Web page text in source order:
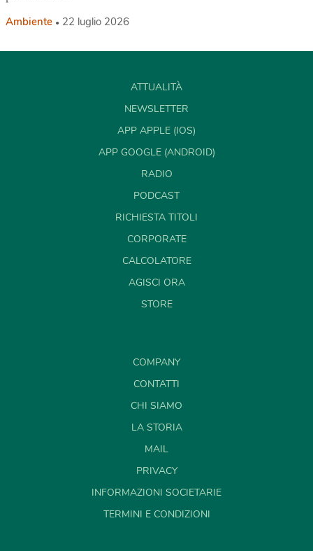
Ambiente 22 luglio 2026
ATTUALITÀ
NEWSLETTER
APP APPLE (IOS)
APP GOOGLE (ANDROID)
RADIO
PODCAST
RICHIESTA TITOLI
CORPORATE
CALCOLATORE
AGISCI ORA
STORE
COMPANY
CONTATTI
CHI SIAMO
LA STORIA
MAIL
PRIVACY
INFORMAZIONI SOCIETARIE
TERMINI E CONDIZIONI